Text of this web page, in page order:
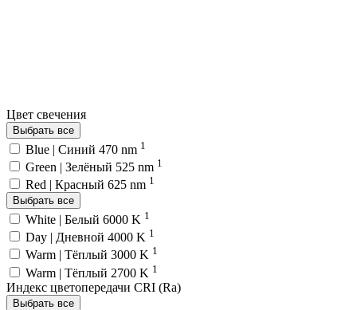
Цвет свечения
Выбрать все
Blue | Синий 470 nm 1
Green | Зелёный 525 nm 1
Red | Красный 625 nm 1
Выбрать все
White | Белый 6000 K 1
Day | Дневной 4000 K 1
Warm | Тёплый 3000 K 1
Warm | Тёплый 2700 K 1
Индекс цветопередачи CRI (Ra)
Выбрать все